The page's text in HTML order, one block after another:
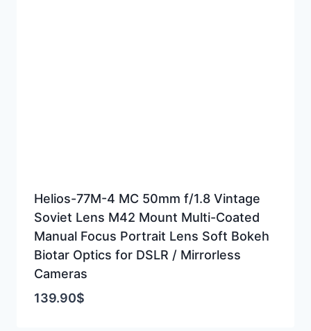
Helios-77M-4 MC 50mm f/1.8 Vintage
Soviet Lens M42 Mount Multi-Coated
Manual Focus Portrait Lens Soft Bokeh
Biotar Optics for DSLR / Mirrorless
Cameras
139.90$